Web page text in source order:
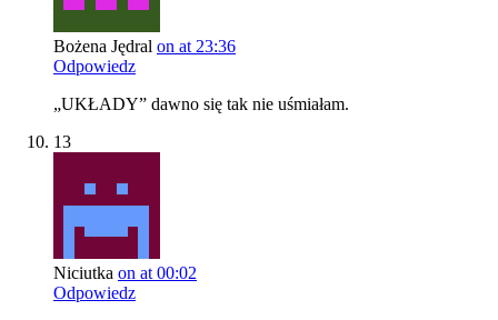
Bożena Jędral on at 23:36
Odpowiedz
„UKŁADY” dawno się tak nie uśmiałam.
13
Niciutka on at 00:02
Odpowiedz